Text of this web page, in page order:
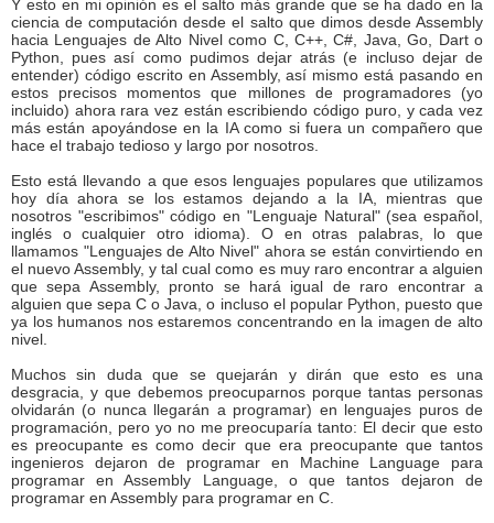
Y esto en mi opinión es el salto más grande que se ha dado en la
ciencia de computación desde el salto que dimos desde Assembly
hacia Lenguajes de Alto Nivel como C, C++, C#, Java, Go, Dart o
Python, pues así como pudimos dejar atrás (e incluso dejar de
entender) código escrito en Assembly, así mismo está pasando en
estos precisos momentos que millones de programadores (yo
incluido) ahora rara vez están escribiendo código puro, y cada vez
más están apoyándose en la IA como si fuera un compañero que
hace el trabajo tedioso y largo por nosotros.
Esto está llevando a que esos lenguajes populares que utilizamos
hoy día ahora se los estamos dejando a la IA, mientras que
nosotros "escribimos" código en "Lenguaje Natural" (sea español,
inglés o cualquier otro idioma). O en otras palabras, lo que
llamamos "Lenguajes de Alto Nivel" ahora se están convirtiendo en
el nuevo Assembly, y tal cual como es muy raro encontrar a alguien
que sepa Assembly, pronto se hará igual de raro encontrar a
alguien que sepa C o Java, o incluso el popular Python, puesto que
ya los humanos nos estaremos concentrando en la imagen de alto
nivel.
Muchos sin duda que se quejarán y dirán que esto es una
desgracia, y que debemos preocuparnos porque tantas personas
olvidarán (o nunca llegarán a programar) en lenguajes puros de
programación, pero yo no me preocuparía tanto: El decir que esto
es preocupante es como decir que era preocupante que tantos
ingenieros dejaron de programar en Machine Language para
programar en Assembly Language, o que tantos dejaron de
programar en Assembly para programar en C.